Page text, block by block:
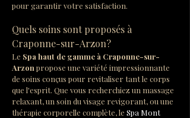
pour garantir votre satisfaction.
Quels soins sont proposés à
Craponne-sur-Arzon?
Le Spa haut de gamme à Craponne-sur-
Arzon propose une variété impressionnante
de soins conçus pour revitaliser tant le corps
que l'esprit. Que vous recherchiez un massage
relaxant, un soin du visage revigorant, ou une
thérapie corporelle complète, le Spa Mont